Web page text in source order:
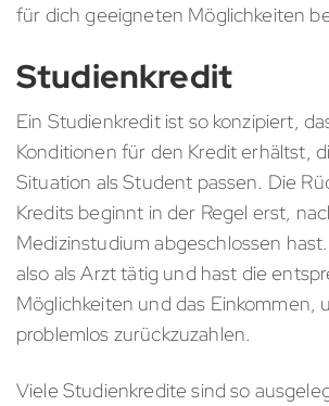
für dich geeigneten Möglichkeiten
Studienkredit
Ein Studienkredit ist so konzipiert,
Konditionen für den Kredit erhältst,
Situation als Student passen. Die
Kredits beginnt in der Regel erst,
Medizinstudium abgeschlossen
also als Arzt tätig und hast die
Möglichkeiten und das Einkommen,
problemlos zurückzuzahlen.
Viele Studienkredite sind so